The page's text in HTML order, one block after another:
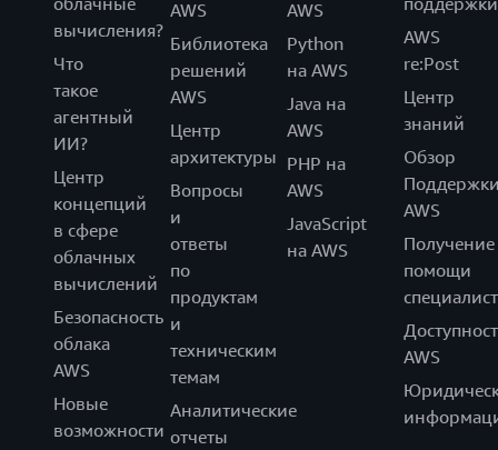
вычисления?
Что
такое
агентный
ИИ?
Центр
концепций
в сфере
облачных
вычислений
Безопасность
облака
AWS
Новые
возможности
AWS
Библиотека
решений
AWS
Центр
архитектуры
Вопросы
и
ответы
по
продуктам
и
техническим
темам
Аналитические
отчеты
AWS
Python
на AWS
Java на
AWS
PHP на
AWS
JavaScript
на AWS
AWS
re:Post
Центр
знаний
Обзор
AWS
Получение
помощи
AWS